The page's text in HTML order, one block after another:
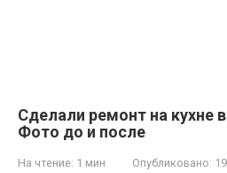
Сделали ремонт на кухне
Фото до и после
На чтение: 1 мин Опубликовано: